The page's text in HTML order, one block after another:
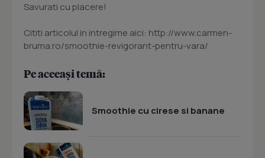
Savurati cu placere!
Cititi articolul in intregime aici: http://www.carmen-
bruma.ro/smoothie-revigorant-pentru-vara/
Pe aceeași temă:
Smoothie cu cirese si banane